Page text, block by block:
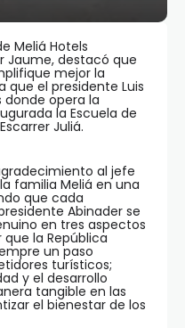
Meliá Hotels
Jaume, destacó que
mejor la
el presidente Luis
donde opera la
la Escuela de
Juliá.
al jefe
familia Meliá en una
que cada
Abinader se
en tres aspectos
la República
un paso
turísticos;
y el desarrollo
tangible en las
el bienestar de los